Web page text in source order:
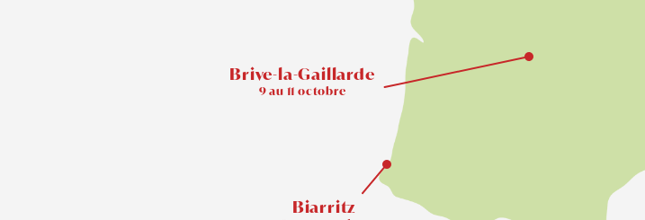
Brive-la-Gaillarde
9 au 11 octobre
Biarritz